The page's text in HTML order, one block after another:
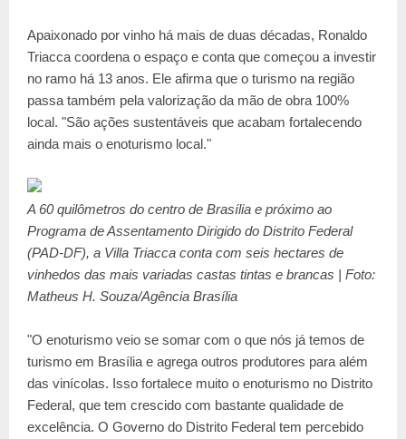
Apaixonado por vinho há mais de duas décadas, Ronaldo
Triacca coordena o espaço e conta que começou a investir
no ramo há 13 anos. Ele afirma que o turismo na região
passa também pela valorização da mão de obra 100%
local. "São ações sustentáveis que acabam fortalecendo
ainda mais o enoturismo local."
A 60 quilômetros do centro de Brasília e próximo ao
Programa de Assentamento Dirigido do Distrito Federal
(PAD-DF), a Villa Triacca conta com seis hectares de
vinhedos das mais variadas castas tintas e brancas | Foto:
Matheus H. Souza/Agência Brasília
"O enoturismo veio se somar com o que nós já temos de
turismo em Brasília e agrega outros produtores para além
das vinícolas. Isso fortalece muito o enoturismo no Distrito
Federal, que tem crescido com bastante qualidade de
excelência. O Governo do Distrito Federal tem percebido